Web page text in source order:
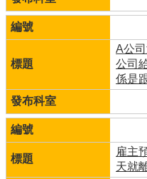
A公
公司
係是
雇主
天就